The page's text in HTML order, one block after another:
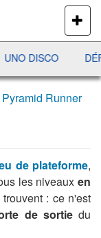
PLUS
DE
JEUX
UNO DISCO
Pyramid Runner
de plateforme,
les niveaux en
: ce n'est
de sortiedu